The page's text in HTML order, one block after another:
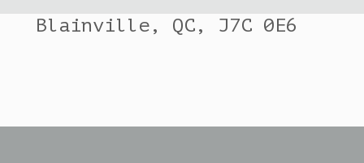
Blainville, QC, J7C 0E6